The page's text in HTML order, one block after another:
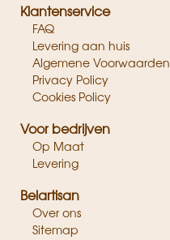
Klantenservice
FAQ
Levering aan huis
Algemene Voorwaarden
Privacy Policy
Cookies Policy
Voor bedrijven
Op Maat
Levering
Belartisan
Over ons
Sitemap